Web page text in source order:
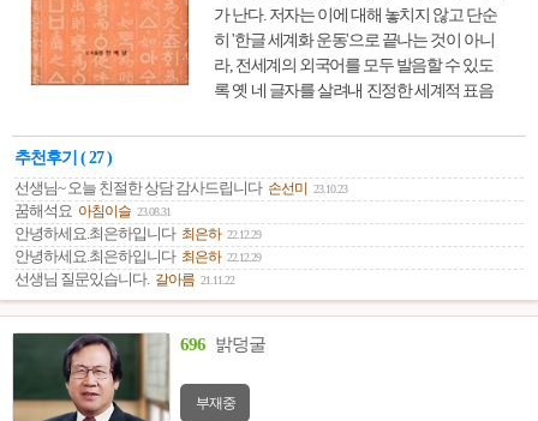
가 난다. 저자는 이에 대해 놓치지 않고 단순
히 '한글 세계화 운동'으로 끝나는 것이 아니
라, 전세계의 외국어를 모두 발음할 수 있도
록 옛 네 글자를 살려내 진정한 세계적 표음
추천후기 ( 27 )
선생님~ 오늘 친절한 상담 감사드립니다 손선미 23.10.23
꿈해석요 아침이슬 23.08.31
안녕하세요.최은하입니다 최은하 22.12.29
안녕하세요.최은하입니다 최은하 22.12.29
선생님 질문있습니다. 갈아름 21.11.22
696 밝덩굴
부재중